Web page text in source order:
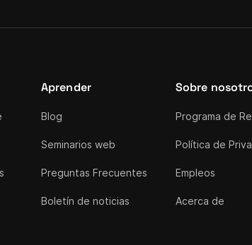
Aprender
Blog
Seminarios web
Preguntas Frecuentes
Boletín de noticias
Sobre
Programa de
Política de
Empleos
Acerca de